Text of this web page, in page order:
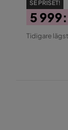
SE PRISET!
Pris
5
Tidigare